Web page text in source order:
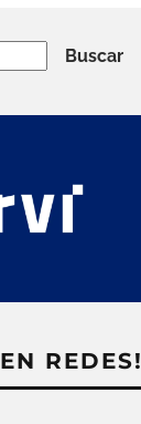
Buscar
REDES!